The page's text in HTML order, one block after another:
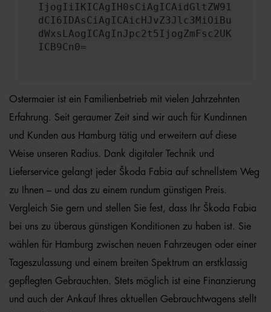
IjogIiIKICAgIH0sCiAgICAidGltZW91
dCI6IDAsCiAgICAicHJvZ3Jlc3MiOiBu
dWxsLAogICAgInJpc2t5IjogZmFsc2UK
ICB9Cn0=
Ostermaier ist ein Familienbetrieb mit vielen Jahrzehnten
Erfahrung. Seit geraumer Zeit sind wir auch für Kundinnen
und Kunden aus Hamburg tätig und erweitern auf diese
Weise unseren Radius. Dank digitaler Technik und
Lieferservice gelangt jeder Škoda Fabia auf schnellstem Weg
zu Ihnen – und das zu einem rundum günstigen Preis.
Vergleich Sie gern und stellen Sie fest, dass Ihr Škoda Fabia
bei uns zu überaus günstigen Konditionen zu haben ist. Sie
wählen für Hamburg zwischen neuen Fahrzeugen oder einer
Tageszulassung und einem breiten Spektrum an erstklassig
gepflegten Gebrauchten. Stets möglich ist eine Finanzierung
und auch der Ankauf Ihres aktuellen Gebrauchtwagens stellt